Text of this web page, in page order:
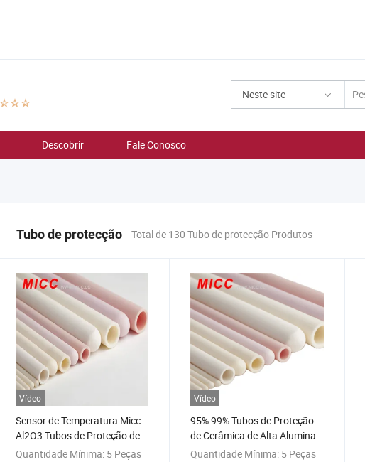
Neste site
Descobrir Fale Conosco
Tubo de protecção Total de 130 Tubo de protecção Produtos
Vídeo
Sensor de Temperatura Micc
Al2O3 Tubos de Proteção de
Termopar de Cerâmica de
Quantidade Mínima: 5 Peças
Vídeo
95% 99% Tubos de Proteção
de Cerâmica de Alta Alumina
para Termopar
Quantidade Mínima: 5 Peças